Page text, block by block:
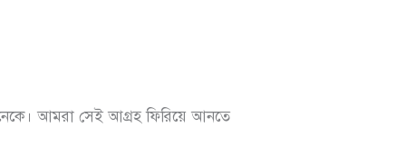
আমরা সেই আগ্রহ ফিরিয়ে আনতে